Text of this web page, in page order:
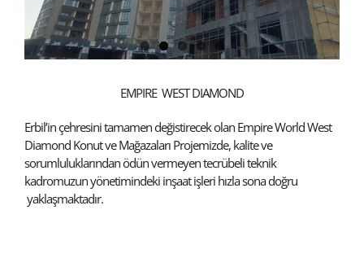
EMPIRE WEST DIAMOND
Erbil’in çehresini tamamen değistirecek olan Empire World West
Diamond Konut ve Mağazaları Projemizde, kalite ve
sorumluluklarından ödün vermeyen tecrübeli teknik
kadromuzun yönetimindeki inşaat işleri hızla sona doğru
yaklaşmaktadır.